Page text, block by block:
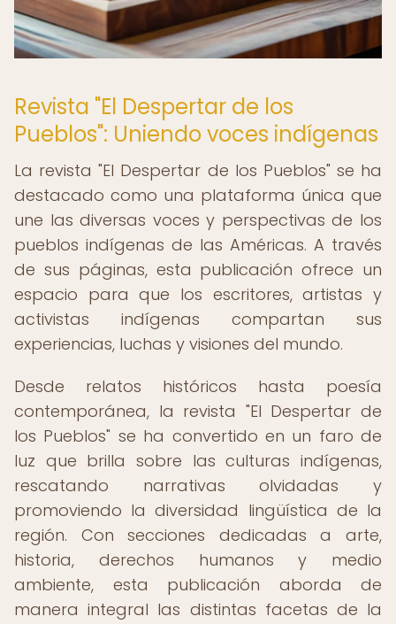
Revista "El Despertar de los
Pueblos": Uniendo voces indígenas
La revista "El Despertar de los Pueblos" se ha
destacado como una plataforma única que
une las diversas voces y perspectivas de los
pueblos indígenas de las Américas. A través
de sus páginas, esta publicación ofrece un
espacio para que los escritores, artistas y
activistas indígenas compartan sus
experiencias, luchas y visiones del mundo.
Desde relatos históricos hasta poesía
contemporánea, la revista "El Despertar de
los Pueblos" se ha convertido en un faro de
luz que brilla sobre las culturas indígenas,
rescatando narrativas olvidadas y
promoviendo la diversidad lingüística de la
región. Con secciones dedicadas a arte,
historia, derechos humanos y medio
ambiente, esta publicación aborda de
manera integral las distintas facetas de la